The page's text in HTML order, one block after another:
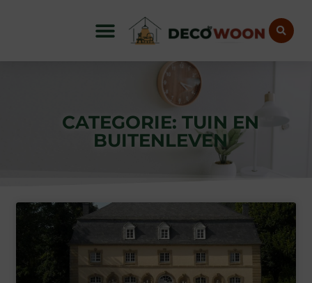
CATEGORIE: TUIN EN
BUITENLEVEN